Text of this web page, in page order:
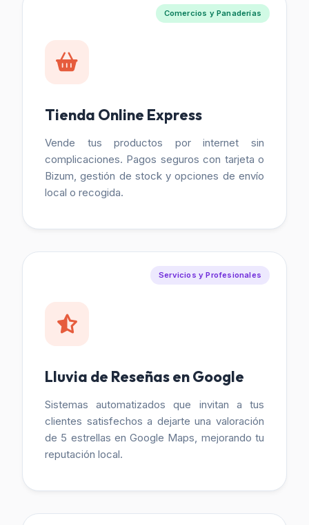
Comercios y Panaderías
Tienda Online Express
Vende tus productos por internet sin
complicaciones. Pagos seguros con tarjeta o
Bizum, gestión de stock y opciones de envío
local o recogida.
Servicios y Profesionales
Lluvia de Reseñas en Google
Sistemas automatizados que invitan a tus
clientes satisfechos a dejarte una valoración
de 5 estrellas en Google Maps, mejorando tu
reputación local.